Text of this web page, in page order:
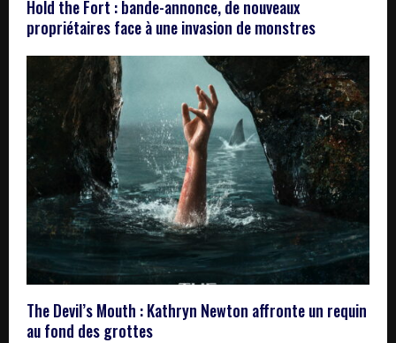
Hold the Fort : bande-annonce, de nouveaux
propriétaires face à une invasion de monstres
The Devil’s Mouth : Kathryn Newton affronte un requin
au fond des grottes